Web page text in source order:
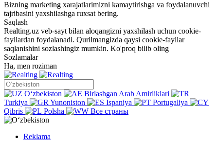
Bizning marketing xarajatlarimizni kamaytirishga va foydalanuvchi
tajribasini yaxshilashga ruxsat bering.
Saqlash
Realting.uz veb-sayt bilan aloqangizni yaxshilash uchun cookie-
fayllardan foydalanadi. Qurilmangizda qaysi cookie-fayllar
saqlanishini sozlashingiz mumkin. Ko'proq bilib oling
Sozlamalar
Ha, men roziman
Oʻzbekiston
Birlashgan Arab Amirliklari
Turkiya
Yunoniston Ispaniya
Portugaliya
Qibris
Polsha Все страны
Reklama